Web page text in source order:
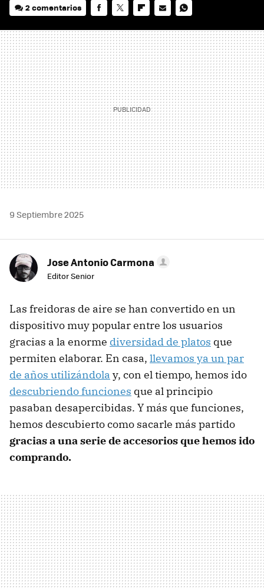
2 comentarios
MAIL
9 Septiembre 2025
Jose Antonio Carmona
Editor Senior
Las freidoras de aire se han convertido en un
dispositivo muy popular entre los usuarios
gracias a la enorme diversidad de platos que
permiten elaborar. En casa, llevamos ya un par
de años utilizándola y, con el tiempo, hemos ido
descubriendo funciones que al principio
pasaban desapercibidas. Y más que funciones,
hemos descubierto como sacarle más partido
gracias a una serie de accesorios que hemos ido
comprando.